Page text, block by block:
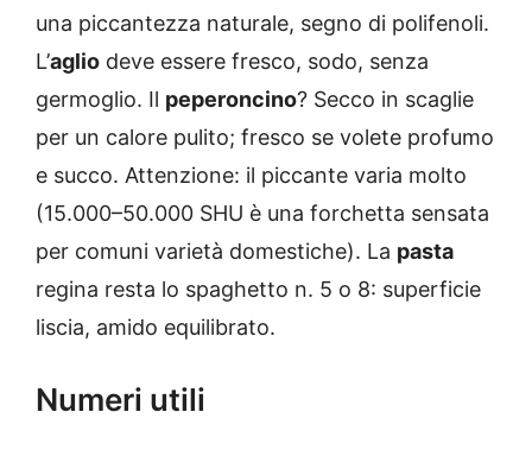
una piccantezza naturale, segno di polifenoli.
L’aglio deve essere fresco, sodo, senza
germoglio. Il peperoncino? Secco in scaglie
per un calore pulito; fresco se volete profumo
e succo. Attenzione: il piccante varia molto
(15.000–50.000 SHU è una forchetta sensata
per comuni varietà domestiche). La pasta
regina resta lo spaghetto n. 5 o 8: superficie
liscia, amido equilibrato.
Numeri utili